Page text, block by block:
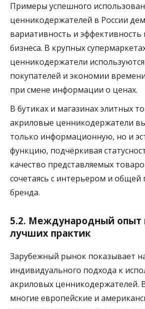
Примеры успешного
ценникодержателей в России
вариативность и эффективность
бизнеса. В крупных
ценникодержатели
покупателей и экономии
при смене информации о ценах.
В бутиках и магазинах элитных
акриловые ценникодержатели
только информационную, но и
функцию, подчёркивая
качество представляемых
сочетаясь с интерьером и общей
бренда.
5.2. Международный опыт
лучших практик
Зарубежный рынок показывает
индивидуального подхода к
акриловых ценникодержателей.
многие европейские и